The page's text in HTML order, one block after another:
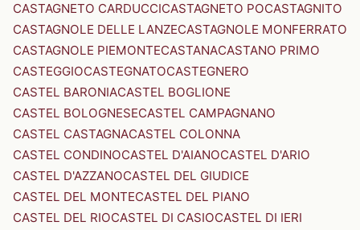
CASTAGNETO CARDUCCICASTAGNETO POCASTAGNITO
CASTAGNOLE DELLE LANZECASTAGNOLE MONFERRATO
CASTAGNOLE PIEMONTECASTANACASTANO PRIMO
CASTEGGIOCASTEGNATOCASTEGNERO
CASTEL BARONIACASTEL BOGLIONE
CASTEL BOLOGNESECASTEL CAMPAGNANO
CASTEL CASTAGNACASTEL COLONNA
CASTEL CONDINOCASTEL D'AIANOCASTEL D'ARIO
CASTEL D'AZZANOCASTEL DEL GIUDICE
CASTEL DEL MONTECASTEL DEL PIANO
CASTEL DEL RIOCASTEL DI CASIOCASTEL DI IERI